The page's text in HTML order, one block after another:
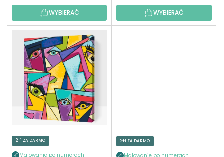
W
WYBIERAĆ WYBIERAĆ
2+1 ZA DARMO
Malowanie po numerach
2+1 ZA DARMO
Malowanie po numerach